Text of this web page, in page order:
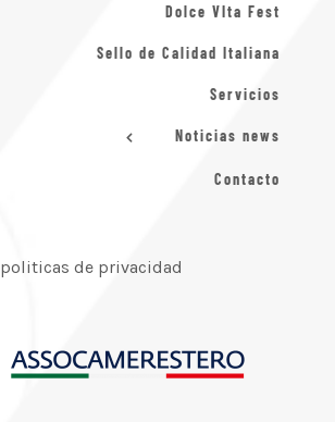
Dolce VIta Fest
Sello de Calidad Italiana
Servicios
Noticias news
Contacto
politicas de privacidad